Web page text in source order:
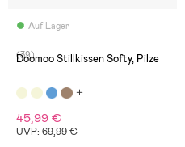
Auf Lager
(39)
Doomoo Stillkissen Softy, Pilze
45,99 €
UVP: 69,99 €